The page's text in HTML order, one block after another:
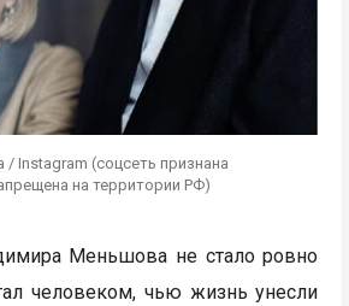
/ Instagram (соцсеть признана
на территории РФ)
Меньшова не стало ровно
человеком, чью жизнь унесли